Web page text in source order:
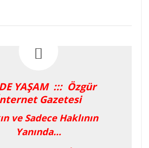
YAŞAM ::: Özgür
Gazetesi
ve Sadece Haklının
Yanında…